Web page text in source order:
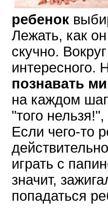
ребенок
Лежать, как
скучно.
интересного.
познавать
на каждом
"того
Если чего-то
играть с
значит,
попадаться